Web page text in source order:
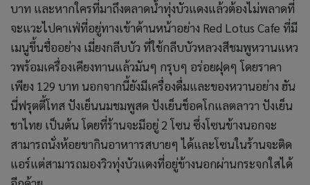
บาท และหากใครที่มาถึงตลาดน้ำทุ่งบัวแดงแล้วต้องไม่พลาดที่
จะแวะไปคาเฟ่ที่อยู่ทางเข้าด้านหน้าอย่าง Red Lotus Cafe ที่มี
เมนูขึ้นชื่ออย่าง เมี่ยงกลีบบัว ที่ใช้กลีบบัวหลวงสีชมพูหวานแหว
วพร้อมเครื่องเคียงทานแล้วมันๆ กรุบๆ อร่อยฝุดๆ โดยราคา
เพียง 129 บาท นอกจากนี้ยังมีเครื่องดื่มและของหวานอย่าง ฮัน
นี่ฟรุตตี้โทส ปังเย็นนมชมพูสด ปังเย็นช็อคโกแลตลาวา ปังเย็น
ชาไทย เป็นต้น โดยที่ร้านจะมีอยู่ 2 โซน ซึ่งโซนข้างนอกจะ
สามารถนั่งห้อยขากินอาหาารสบายๆ ได้และโซนในร้านจะติด
แอร์แต่สามารถมองวิวทุ่งบัวแดงที่อยู่ข้างนอกผ่านกระจกใสได้